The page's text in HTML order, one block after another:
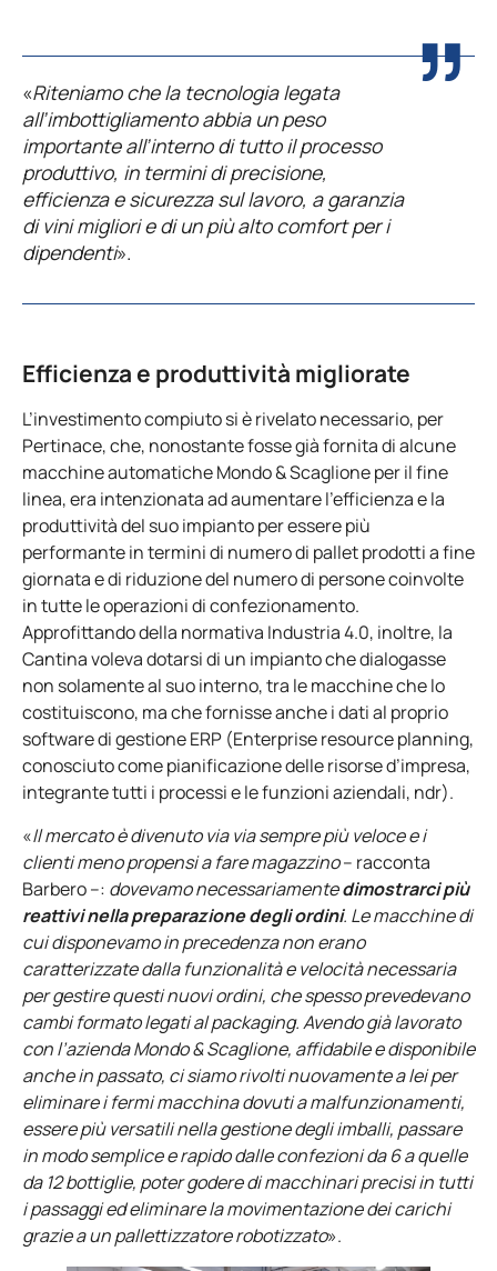
«Riteniamo che la tecnologia legata
all’imbottigliamento abbia un peso
importante all’interno di tutto il processo
produttivo, in termini di precisione,
efficienza e sicurezza sul lavoro, a garanzia
di vini migliori e di un più alto comfort per i
dipendenti».
Efficienza e produttività migliorate
L’investimento compiuto si è rivelato necessario, per
Pertinace, che, nonostante fosse già fornita di alcune
macchine automatiche Mondo & Scaglione per il fine
linea, era intenzionata ad aumentare l’efficienza e la
produttività del suo impianto per essere più
performante in termini di numero di pallet prodotti a fine
giornata e di riduzione del numero di persone coinvolte
in tutte le operazioni di confezionamento.
Approfittando della normativa Industria 4.0, inoltre, la
Cantina voleva dotarsi di un impianto che dialogasse
non solamente al suo interno, tra le macchine che lo
costituiscono, ma che fornisse anche i dati al proprio
software di gestione ERP (Enterprise resource planning,
conosciuto come pianificazione delle risorse d’impresa,
integrante tutti i processi e le funzioni aziendali, ndr).
«Il mercato è divenuto via via sempre più veloce e i
clienti meno propensi a fare magazzino– racconta
Barbero –: dovevamo necessariamentedimostrarci più
reattivi nella preparazione degli ordini. Le macchine di
cui disponevamo in precedenza non erano
caratterizzate dalla funzionalità e velocità necessaria
per gestire questi nuovi ordini, che spesso prevedevano
cambi formato legati al packaging. Avendo già lavorato
con l’azienda Mondo & Scaglione, affidabile e disponibile
anche in passato, ci siamo rivolti nuovamente a lei per
eliminare i fermi macchina dovuti a malfunzionamenti,
essere più versatili nella gestione degli imballi, passare
in modo semplice e rapido dalle confezioni da 6 a quelle
da 12 bottiglie, poter godere di macchinari precisi in tutti
i passaggi ed eliminare la movimentazione dei carichi
grazie a un pallettizzatore robotizzato».